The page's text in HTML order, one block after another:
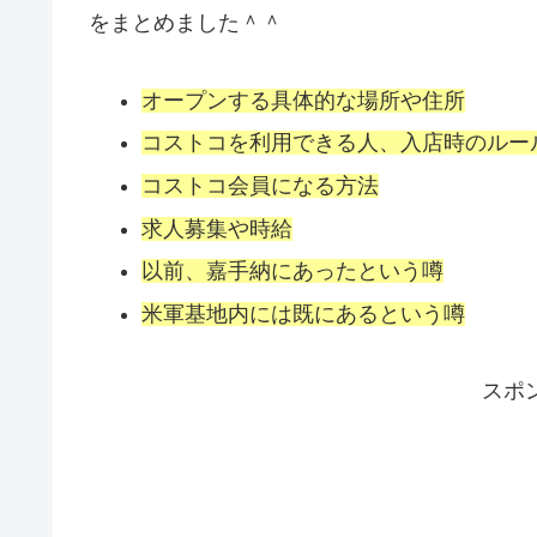
をまとめました＾＾
オープンする具体的な場所や住所
コストコを利用できる人、入店時のルー
コストコ会員になる方法
求人募集や時給
以前、嘉手納にあったという噂
米軍基地内には既にあるという噂
スポ